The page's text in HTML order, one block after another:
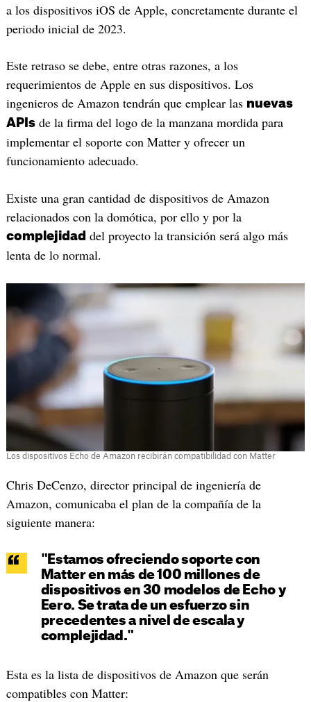
a los dispositivos iOS de Apple, concretamente durante el
periodo inicial de 2023.
Este retraso se debe, entre otras razones, a los
requerimientos de Apple en sus dispositivos. Los
ingenieros de Amazon tendrán que emplear las nuevas
APIsde la firma del logo de la manzana mordida para
implementar el soporte con Matter y ofrecer un
funcionamiento adecuado.
Existe una gran cantidad de dispositivos de Amazon
relacionados con la domótica, por ello y por la
complejidad del proyecto la transición será algo más
lenta de lo normal.
Los dispositivos Echo de Amazon recibirán compatibilidad con Matter
Chris DeCenzo, director principal de ingeniería de
Amazon, comunicaba el plan de la compañía de la
siguiente manera:
"Estamos ofreciendo soporte con
Matter en más de 100 millones de
dispositivos en 30 modelos de Echo y
Eero. Se trata de un esfuerzo sin
precedentes a nivel de escala y
complejidad."
Esta es la lista de dispositivos de Amazon que serán
compatibles con Matter: